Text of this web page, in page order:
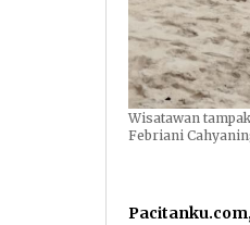
Wisatawan
Febriani